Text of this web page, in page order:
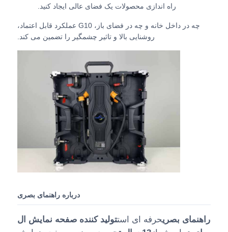
راه اندازی محصولات یک فضای عالی ایجاد کنید.
چه در داخل خانه و چه در فضای باز، G10 عملکرد قابل اعتماد،
روشنایی بالا و تاثیر چشمگیر را تضمین می کند.
درباره راهنمای بصری
راهنمای بصریحرفه ای استتولید کننده صفحه نمایش ال